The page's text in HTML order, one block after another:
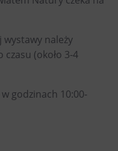
należy
(około 3-4
godzinach 10:00-